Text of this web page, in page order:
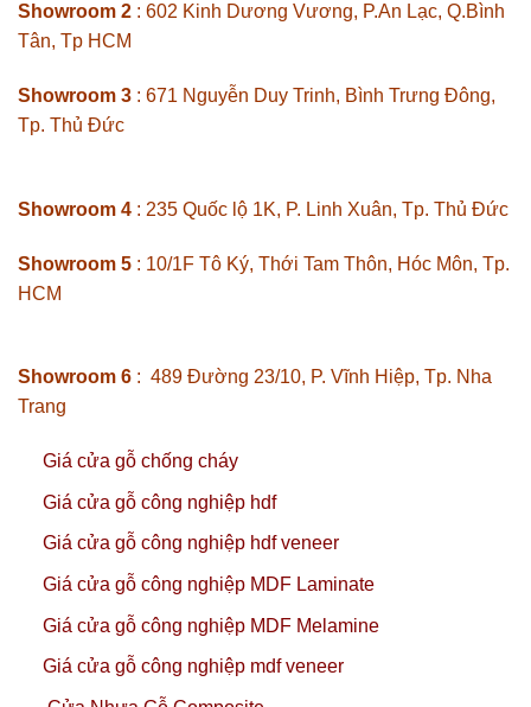
Showroom 2 : 602 Kinh Dương Vương, P.An Lạc, Q.Bình
Tân, Tp HCM
Showroom 3 : 671 Nguyễn Duy Trinh, Bình Trưng Đông,
Tp. Thủ Đức
Showroom 4 : 235 Quốc lộ 1K, P. Linh Xuân, Tp. Thủ Đức
Showroom 5 : 10/1F Tô Ký, Thới Tam Thôn, Hóc Môn, Tp.
HCM
Showroom 6 : 489 Đường 23/10, P. Vĩnh Hiệp, Tp. Nha
Trang
Giá cửa gỗ chống cháy
Giá cửa gỗ công nghiệp hdf
Giá cửa gỗ công nghiệp hdf veneer
Giá cửa gỗ công nghiệp MDF Laminate
Giá cửa gỗ công nghiệp MDF Melamine
Giá cửa gỗ công nghiệp mdf veneer